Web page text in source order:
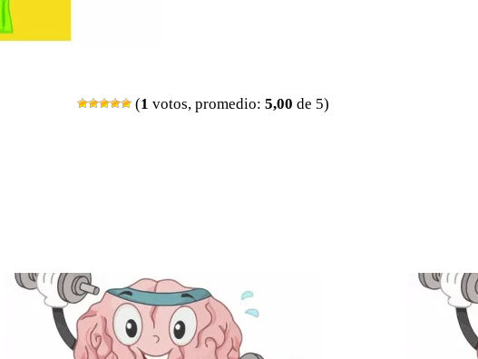
(1 votos, promedio: 5,00 de 5)